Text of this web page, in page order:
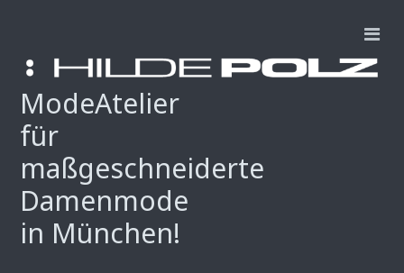
ModeAtelier
für
maßgeschneiderte
Damenmode
in München!